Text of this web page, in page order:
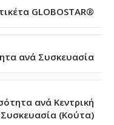
GLOBOSTAR®
ανά Συσκευασία
ανά Κεντρική
Συσκευασία (Κούτα)